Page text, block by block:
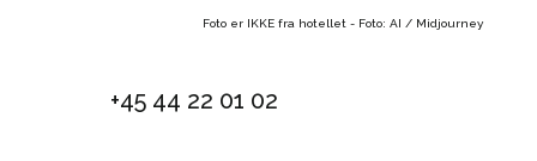
Foto er IKKE fra hotellet - Foto: AI / Midjourney
+45 44 22 01 02